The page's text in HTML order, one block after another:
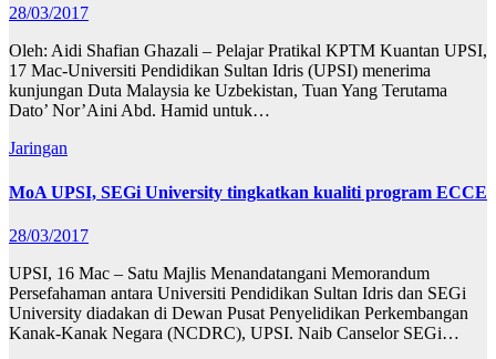
28/03/2017
Oleh: Aidi Shafian Ghazali – Pelajar Pratikal KPTM Kuantan UPSI,
17 Mac-Universiti Pendidikan Sultan Idris (UPSI) menerima
kunjungan Duta Malaysia ke Uzbekistan, Tuan Yang Terutama
Dato’ Nor’Aini Abd. Hamid untuk…
Jaringan
MoA UPSI, SEGi University tingkatkan kualiti program ECCE
28/03/2017
UPSI, 16 Mac – Satu Majlis Menandatangani Memorandum
Persefahaman antara Universiti Pendidikan Sultan Idris dan SEGi
University diadakan di Dewan Pusat Penyelidikan Perkembangan
Kanak-Kanak Negara (NCDRC), UPSI. Naib Canselor SEGi…